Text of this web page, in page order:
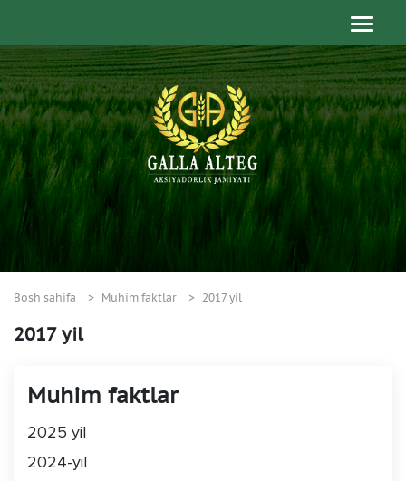
Bosh sahifa Muhim faktlar 2017 yil
2017 yil
Muhim faktlar
2025 yil
2024-yil